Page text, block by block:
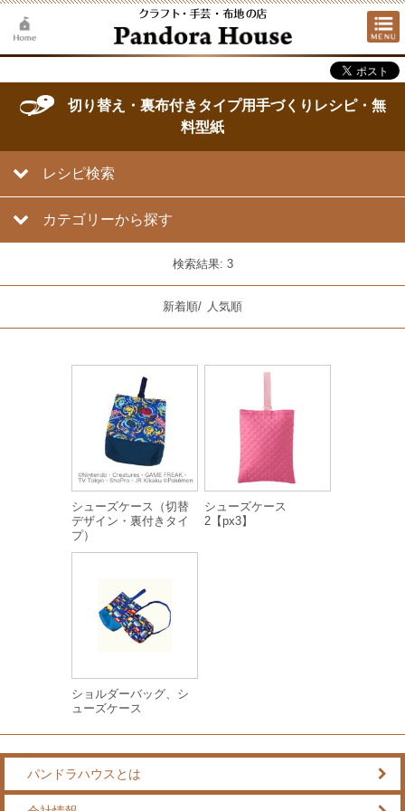
切り替え・裏布付きタイプ用手づくりレシピ・無
料型紙
レシピ検索
カテゴリーから探す
検索結果: 3
新着順/ 人気順
シューズケース（切替
デザイン・裏付きタイ
プ）
シューズケース
2【px3】
ショルダーバッグ、シ
ューズケース
パンドラハウスとは